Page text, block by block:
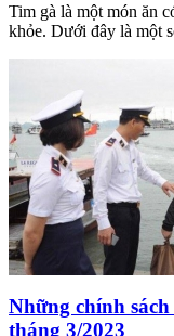
Tim gà là một món ăn
khỏe. Dưới đây là một
Những chính
tháng 3/2023